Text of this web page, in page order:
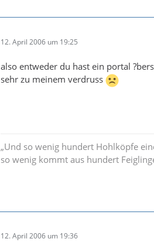
12. April 2006 um 19:25
also entweder du hast ein portal
sehr zu meinem verdruss
„Und so wenig hundert Hohlköpfe
so wenig kommt aus hundert
12. April 2006 um 19:36